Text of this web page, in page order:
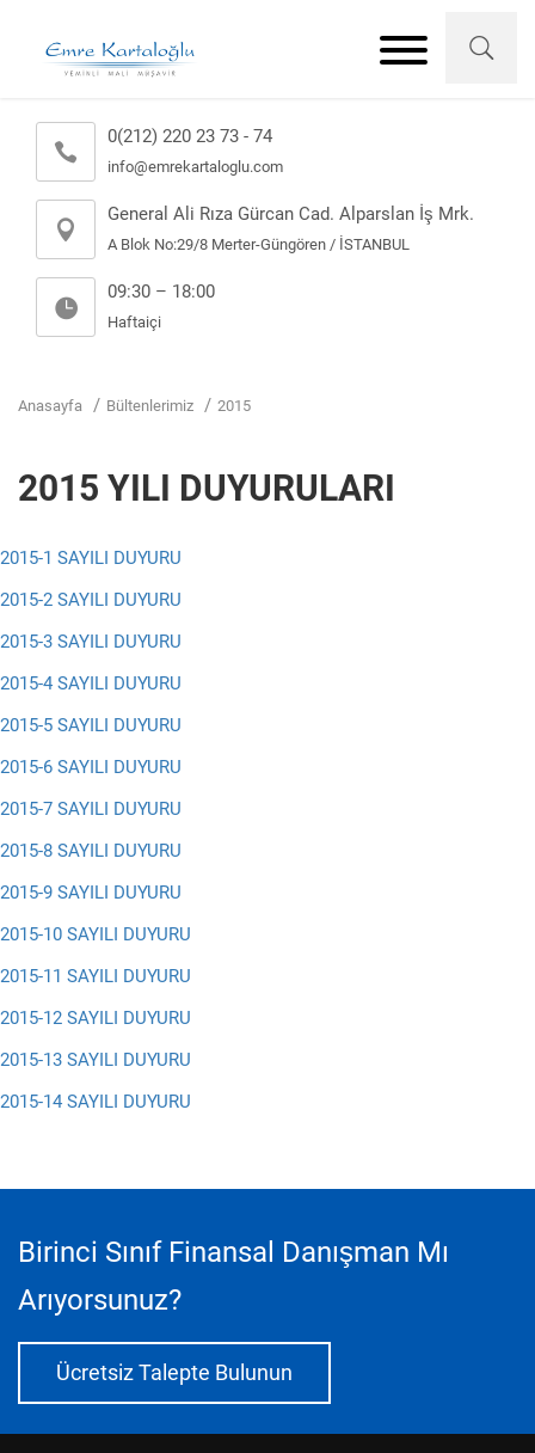
0(212) 220 23 73 - 74
info@emrekartaloglu.com
General Ali Rıza Gürcan Cad. Alparslan İş Mrk.
A Blok No:29/8 Merter-Güngören / İSTANBUL
09:30 – 18:00
Haftaiçi
Anasayfa Bültenlerimiz 2015
2015 YILI DUYURULARI
2015-1 SAYILI DUYURU
2015-2 SAYILI DUYURU
2015-3 SAYILI DUYURU
2015-4 SAYILI DUYURU
2015-5 SAYILI DUYURU
2015-6 SAYILI DUYURU
2015-7 SAYILI DUYURU
2015-8 SAYILI DUYURU
2015-9 SAYILI DUYURU
2015-10 SAYILI DUYURU
2015-11 SAYILI DUYURU
2015-12 SAYILI DUYURU
2015-13 SAYILI DUYURU
2015-14 SAYILI DUYURU
Birinci Sınıf Finansal Danışman Mı
Arıyorsunuz?
Ücretsiz Talepte Bulunun